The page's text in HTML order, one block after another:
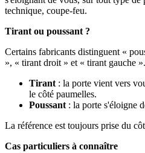
technique, coupe-feu.
Tirant ou poussant ?
Certains fabricants distinguent «
», « tirant droit » et « tirant gauche
Tirant : la porte vient vers
le côté paumelles.
Poussant : la porte s'éloigne
La référence est toujours prise du
Cas particuliers à connaître